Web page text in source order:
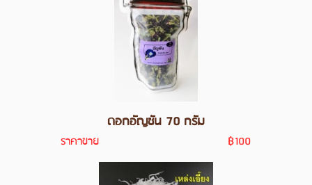
ดอกอัญชัน 70 กรัม
ราคาขาย ฿100